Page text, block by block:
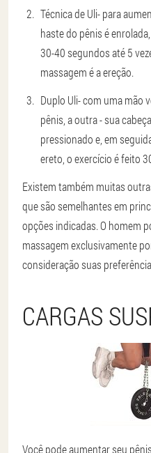
Técnica de Uli- para
haste do pênis é
30-40 segundos até 5
massagem é a ereção.
Duplo Uli- com uma mão
pênis, a outra - sua
pressionado e, em
ereto, o exercício é feito
Existem também muitas
que são semelhantes em
opções indicadas. O homem
massagem exclusivamente
consideração suas
CARGAS
Você pode aumentar seu